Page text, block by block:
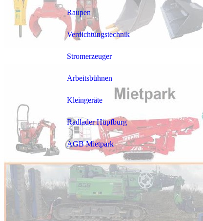
Raupen
Verdichtungstechnik
Stromerzeuger
Arbeitsbühnen
Kleingeräte
Radlader Hüpfburg
AGB Mietpark